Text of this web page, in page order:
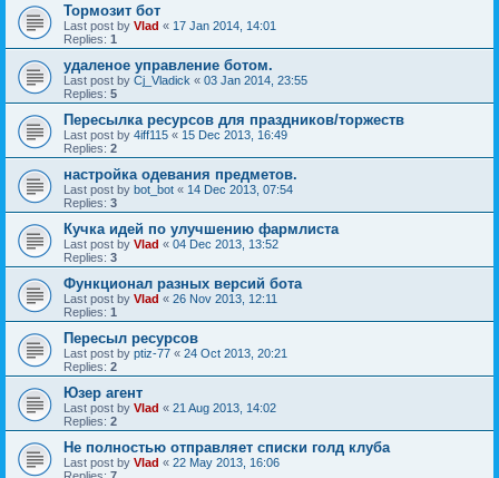
Тормозит бот
Last post by Vlad « 17 Jan 2014, 14:01
Replies: 1
удаленое управление ботом.
Last post by Cj_Vladick « 03 Jan 2014, 23:55
Replies: 5
Пересылка ресурсов для праздников/торжеств
Last post by 4iff115 « 15 Dec 2013, 16:49
Replies: 2
настройка одевания предметов.
Last post by bot_bot « 14 Dec 2013, 07:54
Replies: 3
Кучка идей по улучшению фармлиста
Last post by Vlad « 04 Dec 2013, 13:52
Replies: 3
Функционал разных версий бота
Last post by Vlad « 26 Nov 2013, 12:11
Replies: 1
Пересыл ресурсов
Last post by ptiz-77 « 24 Oct 2013, 20:21
Replies: 2
Юзер агент
Last post by Vlad « 21 Aug 2013, 14:02
Replies: 2
Не полностью отправляет списки голд клуба
Last post by Vlad « 22 May 2013, 16:06
Replies: 7